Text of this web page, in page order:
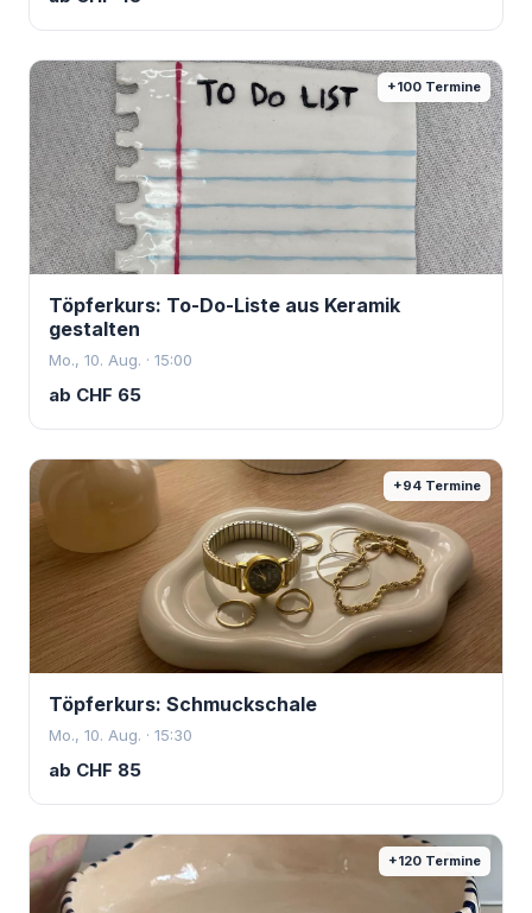
+100 Termine
Töpferkurs: To-Do-Liste aus Keramik
gestalten
Mo., 10. Aug. · 15:00
ab CHF 65
+94 Termine
Töpferkurs: Schmuckschale
Mo., 10. Aug. · 15:30
ab CHF 85
+120 Termine